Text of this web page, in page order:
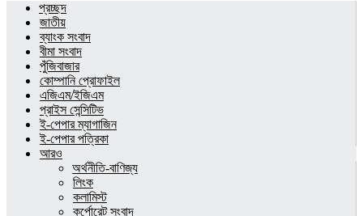
প্রচ্ছদ
জাতীয়
ব্যাংক সংবাদ
বীমা সংবাদ
পুঁজিবাজার
কোম্পানি প্রোফাইল
এজিএম/ইজিএম
প্রাইস সেন্সিটিভ
ই-পেপার ম্যাগাজিন
ই-পেপার পত্রিকা
আরও
অর্থনীতি-বাণিজ্য
লিংক
কলামিস্ট
কর্পোরেট সংবাদ